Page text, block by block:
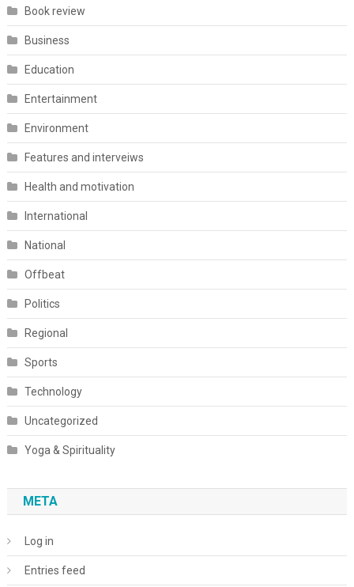
Book review
Business
Education
Entertainment
Environment
Features and interveiws
Health and motivation
International
National
Offbeat
Politics
Regional
Sports
Technology
Uncategorized
Yoga & Spirituality
META
Log in
Entries feed